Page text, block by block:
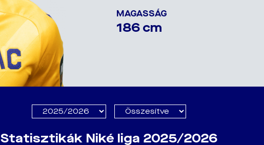
MAGASSÁG
186 cm
Statisztikák Niké liga 2025/2026